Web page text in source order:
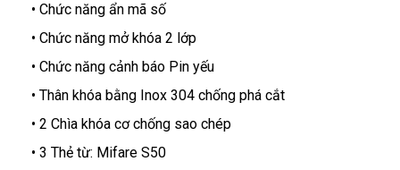
• Chức năng ẩn mã số
• Chức năng mở khóa 2 lớp
• Chức năng cảnh báo Pin yếu
• Thân khóa bằng Inox 304 chống phá cắt
• 2 Chìa khóa cơ chống sao chép
• 3 Thẻ từ: Mifare S50